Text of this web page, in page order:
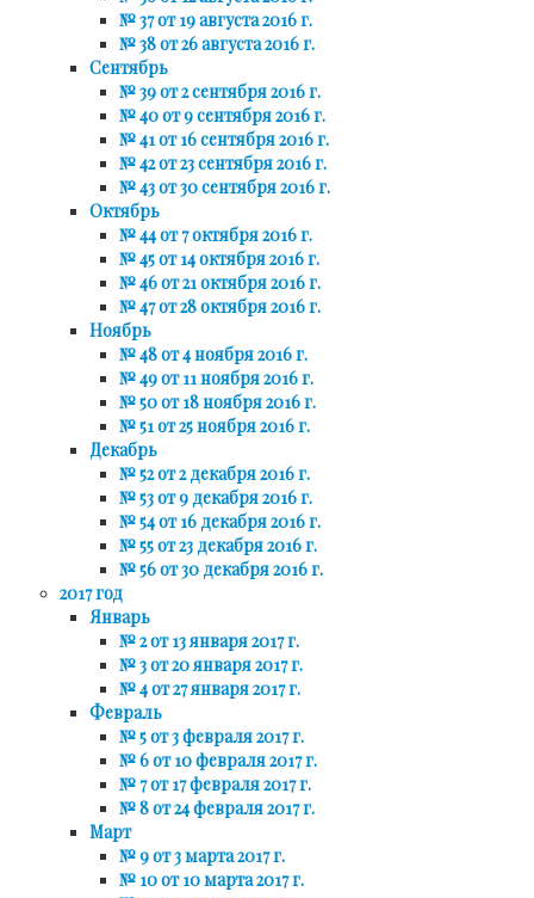
№ 37 от 19 августа 2016 г.
№ 38 от 26 августа 2016 г.
Сентябрь
№ 39 от 2 сентября 2016 г.
№ 40 от 9 сентября 2016 г.
№ 41 от 16 сентября 2016 г.
№ 42 от 23 сентября 2016 г.
№ 43 от 30 сентября 2016 г.
Октябрь
№ 44 от 7 октября 2016 г.
№ 45 от 14 октября 2016 г.
№ 46 от 21 октября 2016 г.
№ 47 от 28 октября 2016 г.
Ноябрь
№ 48 от 4 ноября 2016 г.
№ 49 от 11 ноября 2016 г.
№ 50 от 18 ноября 2016 г.
№ 51 от 25 ноября 2016 г.
Декабрь
№ 52 от 2 декабря 2016 г.
№ 53 от 9 декабря 2016 г.
№ 54 от 16 декабря 2016 г.
№ 55 от 23 декабря 2016 г.
№ 56 от 30 декабря 2016 г.
2017 год
Январь
№ 2 от 13 января 2017 г.
№ 3 от 20 января 2017 г.
№ 4 от 27 января 2017 г.
Февраль
№ 5 от 3 февраля 2017 г.
№ 6 от 10 февраля 2017 г.
№ 7 от 17 февраля 2017 г.
№ 8 от 24 февраля 2017 г.
Март
№ 9 от 3 марта 2017 г.
№ 10 от 10 марта 2017 г.